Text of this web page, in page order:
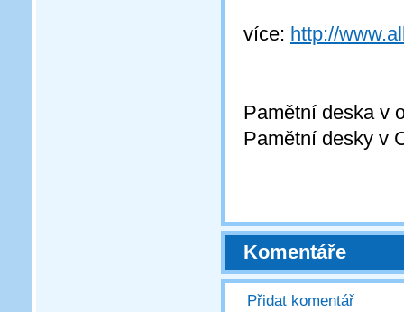
více: http://
Pamětní deska v
Pamětní desky v
Komentáře
Přidat komentář